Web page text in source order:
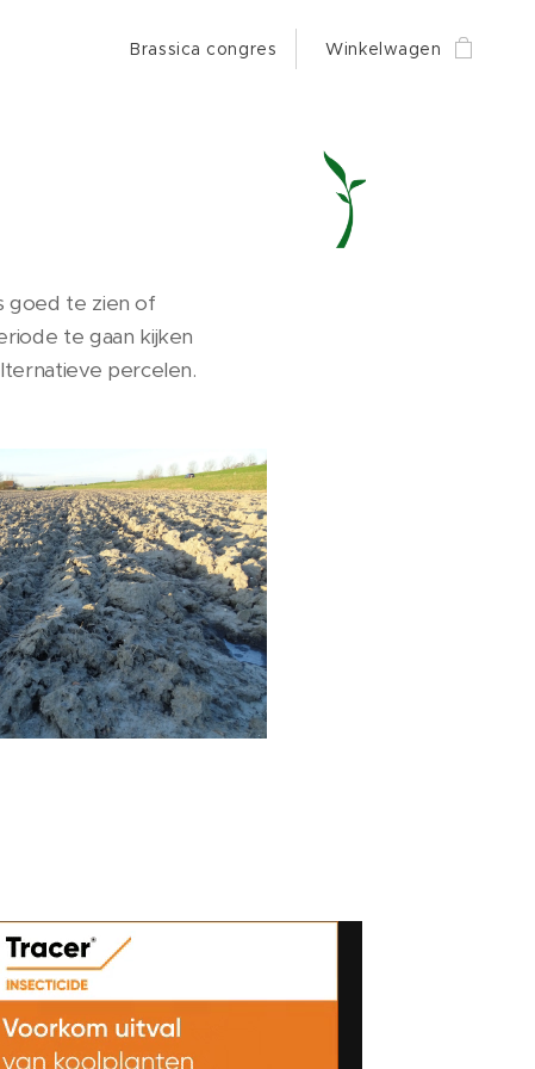
Brassica congres Winkelwagen
goed te zien of
te gaan kijken
percelen.